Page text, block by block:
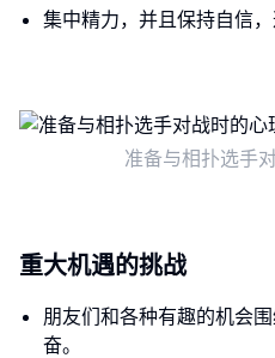
集中精力，并且保持自信
准备与相扑选手
重大机遇的挑战
朋友们和各种有趣的机会
奋。